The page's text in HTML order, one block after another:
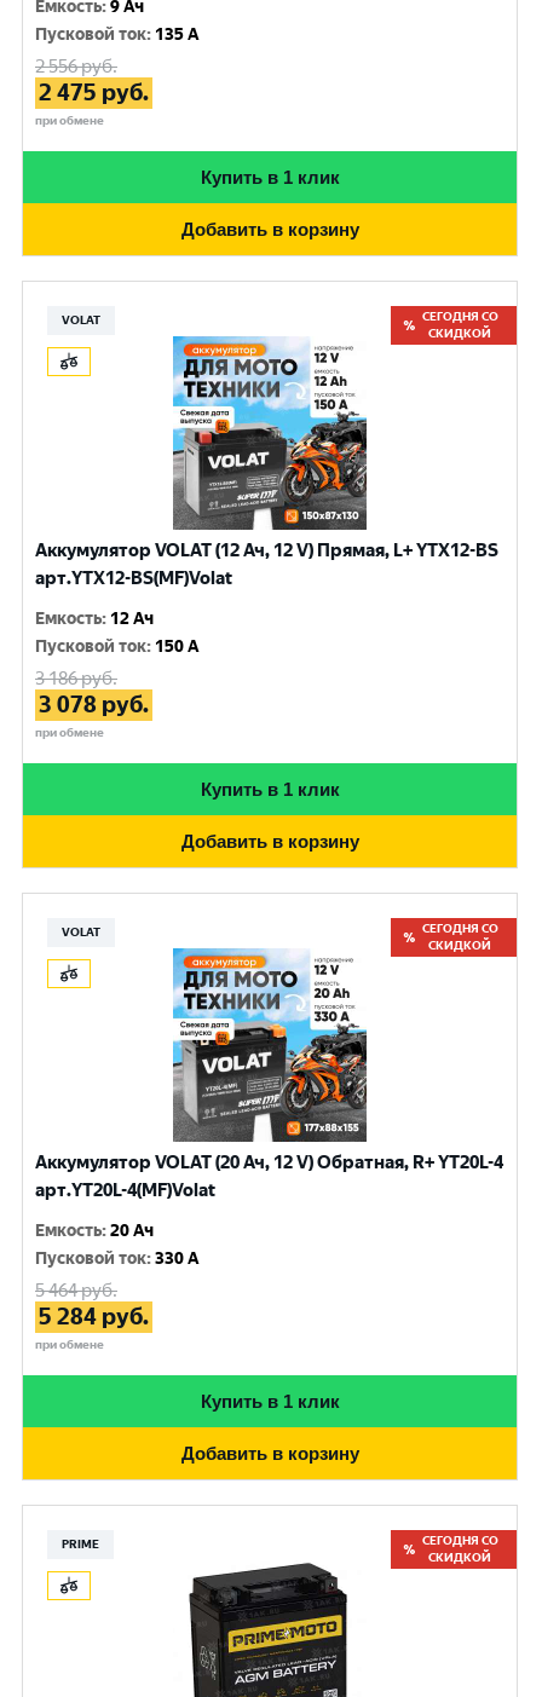
Емкость:9 Ач
Пусковой ток: 135 A
2 556руб.
2 475 руб.
при обмене
Купить в 1 клик
Добавить в корзину
VOLAT
СЕГОДНЯ СО
СКИДКОЙ
Аккумулятор VOLAT (12 Ач, 12 V) Прямая, L+ YTX12-BS
арт.YTX12-BS(MF)Volat
Емкость: 12 Ач
Пусковой ток: 150 A
3 186руб.
3 078 руб.
при обмене
Купить в 1 клик
Добавить в корзину
VOLAT
СЕГОДНЯ СО
СКИДКОЙ
Аккумулятор VOLAT (20 Ач, 12 V) Обратная, R+ YT20L-4
арт.YT20L-4(MF)Volat
Емкость:20 Ач
Пусковой ток:330 A
5 464руб.
5 284 руб.
при обмене
Купить в 1 клик
Добавить в корзину
PRIME
СЕГОДНЯ СО
СКИДКОЙ